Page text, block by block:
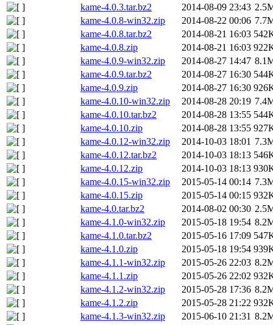
kame-4.0.3.tar.bz2
2014-08-09 23:43
kame-4.0.8-win32.zip
2014-08-22 00:06
kame-4.0.8.tar.bz2
2014-08-21 16:03
kame-4.0.8.zip
2014-08-21 16:03
kame-4.0.9-win32.zip
2014-08-27 14:47
kame-4.0.9.tar.bz2
2014-08-27 16:30
kame-4.0.9.zip
2014-08-27 16:30
kame-4.0.10-win32.zip
2014-08-28 20:19
kame-4.0.10.tar.bz2
2014-08-28 13:55
kame-4.0.10.zip
2014-08-28 13:55
kame-4.0.12-win32.zip
2014-10-03 18:01
kame-4.0.12.tar.bz2
2014-10-03 18:13
kame-4.0.12.zip
2014-10-03 18:13
kame-4.0.15-win32.zip
2015-05-14 00:14
kame-4.0.15.zip
2015-05-14 00:15
kame-4.0.tar.bz2
2014-08-02 00:30
kame-4.1.0-win32.zip
2015-05-18 19:54
kame-4.1.0.tar.bz2
2015-05-16 17:09
kame-4.1.0.zip
2015-05-18 19:54
kame-4.1.1-win32.zip
2015-05-26 22:03
kame-4.1.1.zip
2015-05-26 22:02
kame-4.1.2-win32.zip
2015-05-28 17:36
kame-4.1.2.zip
2015-05-28 21:22
kame-4.1.3-win32.zip
2015-06-10 21:31